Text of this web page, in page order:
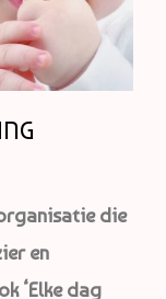
die
en
‘Elke dag